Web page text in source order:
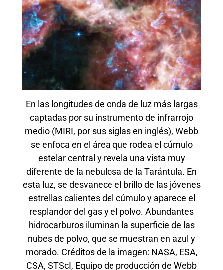
En las longitudes de onda de luz más largas
captadas por su instrumento de infrarrojo
medio (MIRI, por sus siglas en inglés), Webb
se enfoca en el área que rodea el cúmulo
estelar central y revela una vista muy
diferente de la nebulosa de la Tarántula. En
esta luz, se desvanece el brillo de las jóvenes
estrellas calientes del cúmulo y aparece el
resplandor del gas y el polvo. Abundantes
hidrocarburos iluminan la superficie de las
nubes de polvo, que se muestran en azul y
morado. Créditos de la imagen: NASA, ESA,
CSA, STScI, Equipo de producción de Webb